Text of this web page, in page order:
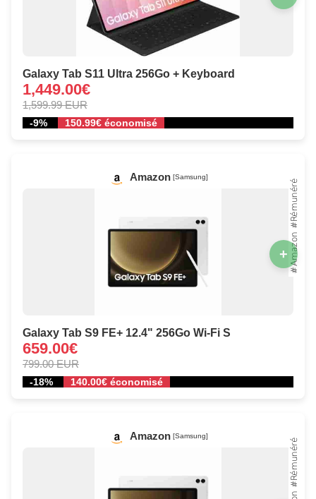
Galaxy Tab S11 Ultra 256Go + Keyboard
1,449.00€
1,599.99 EUR
-9% 150.99€ économisé
Amazon [Samsung]
Galaxy Tab S9 FE+ 12.4" 256Go Wi‑Fi S
659.00€
799.00 EUR
-18% 140.00€ économisé
+
Amazon [Samsung]